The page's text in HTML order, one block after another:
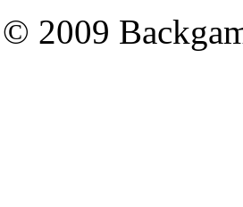
2009